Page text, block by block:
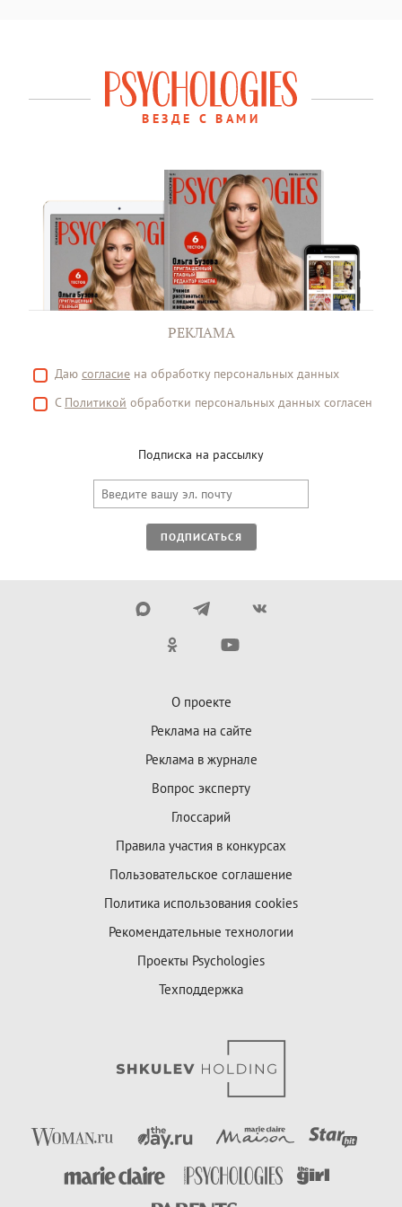
ВЕЗДЕ С ВАМИ
РЕКЛАМА
Даю согласие на обработку персональных данных
С Политикой обработки персональных данных согласен
Подписка на рассылку
ПОДПИСАТЬСЯ
О проекте
Реклама на сайте
Реклама в журнале
Вопрос эксперту
Глоссарий
Правила участия в конкурсах
Пользовательское соглашение
Политика использования cookies
Рекомендательные технологии
Проекты Psychologies
Техподдержка